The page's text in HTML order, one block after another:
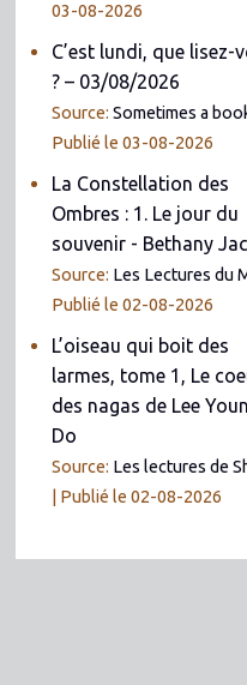
03-08-2026
C’est lundi, que lisez-
? – 03/08/2026
Source:Sometimes a
Publié le 03-08-2026
La Constellation des
Ombres : 1. Le jour du
souvenir - Bethany
Source: Les Lectures du
Publié le 02-08-2026
L’oiseau qui boit des
larmes, tome 1, Le
des nagas de Lee
Do
Source: Les lectures de
Publié le 02-08-2026